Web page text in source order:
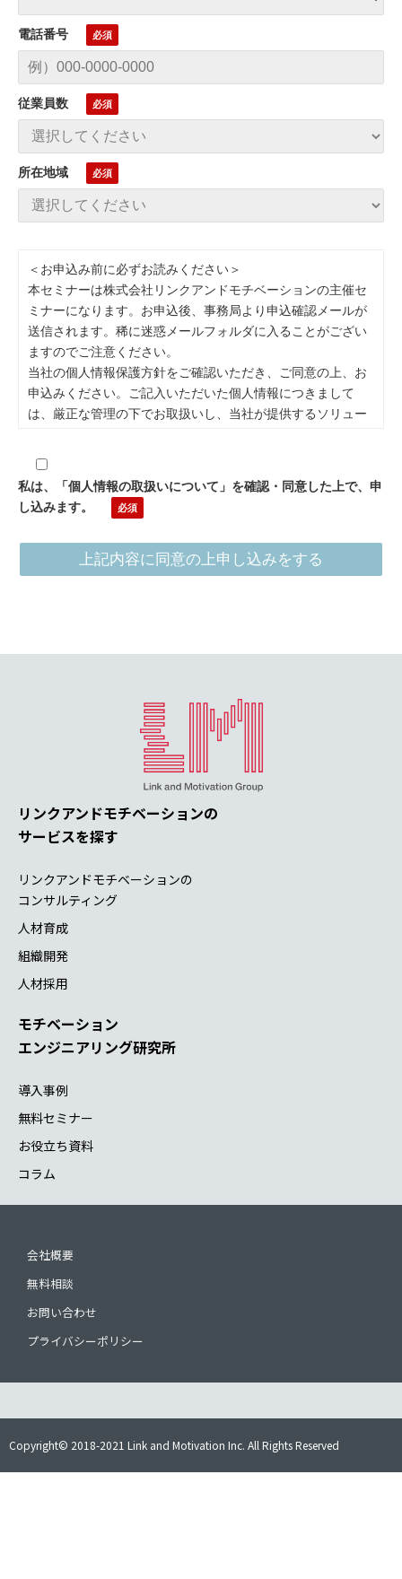
電話番号
従業員数
所在地域
＜お申込み前に必ずお読みください＞
本セミナーは株式会社リンクアンドモチベーションの主催セ
ミナーになります。お申込後、事務局より申込確認メールが
送信されます。稀に迷惑メールフォルダに入ることがござい
ますのでご注意ください。
当社の個人情報保護方針をご確認いただき、ご同意の上、お
申込みください。ご記入いただいた個人情報につきまして
は、厳正な管理の下でお取扱いし、当社が提供するソリュー
いただきます。事前にご了解なく他の目的で利用・提供する
ことはございません。個人情報の取扱いを委託する場合は、
当社は、当社のグループ会社との間で個人情報を共同利用す
(2) 共同利用する者の範囲
当グループ各社（最新のグループ会社についてはこちら）
(3) 共同利用する者の利用目的
上記利用目的の範囲内において、必要な限り共同利用するこ
(4) 共同利用する個人情報の管理責任者
(5) 取得方法
よって共有します。
個人情報の開示、訂正等の手続きについては、個人情報保護
方針（4.開示、訂正等の手続きについて）に従って、お手続
また、当社からの各種ご連絡が不要な場合、恐れ入ります
lmi-solution@lmi.ne.jp
私は、「個人情報の取扱いについて」を確認・同意した上で、申
し込みます。
リンクアンドモチベーションの
サービスを探す
リンクアンドモチベーションの
コンサルティング
人材育成
組織開発
人材採用
モチベーション
エンジニアリング研究所
導入事例
無料セミナー
お役立ち資料
コラム
会社概要
無料相談
お問い合わせ
プライバシーポリシー
Copyright© 2018-2021 Link and Motivation Inc. All Rights Reserved